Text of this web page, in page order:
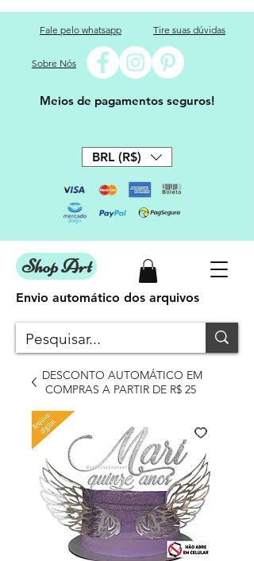
Fale pelo whatsapp Tire suas dúvidas
Sobre Nós
Meios de pagamentos seguros!
BRL (R$)
Shop Art
DESCONTO AUTOMÁTICO EM
COMPRAS A PARTIR DE R$ 25
Envio automático dos arquivos